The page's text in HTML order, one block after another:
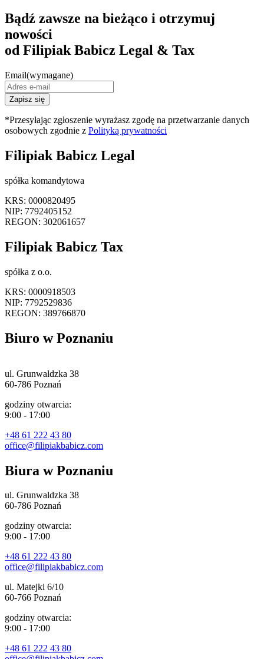
Bądź zawsze na bieżąco i otrzymuj
nowości
od Filipiak Babicz Legal & Tax
Email(wymagane)
*Przesyłając zgłoszenie wyrażasz zgodę na przetwarzanie danych
osobowych zgodnie z Polityką prywatności
Filipiak Babicz Legal
spółka komandytowa
KRS: 0000820495
NIP: 7792405152
REGON: 302061657
Filipiak Babicz Tax
spółka z o.o.
KRS: 0000918503
NIP: 7792529836
REGON: 389766870
Biuro w Poznaniu
ul. Grunwaldzka 38
60-786 Poznań
godziny otwarcia:
9:00 - 17:00
+48 61 222 43 80
office@filipiakbabicz.com
Biura w Poznaniu
ul. Grunwaldzka 38
60-786 Poznań
godziny otwarcia:
9:00 - 17:00
+48 61 222 43 80
office@filipiakbabicz.com
ul. Matejki 6/10
60-766 Poznań
godziny otwarcia:
9:00 - 17:00
+48 61 222 43 80